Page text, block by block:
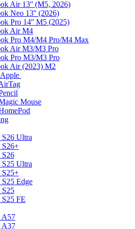
Air 13'' (M5, 2026)
Neo 13'' (2026)
Pro 14'' M5 (2025)
Air M4
Pro M4/M4 Pro/M4 Max
Air M3/M3 Pro
Pro M3/M3 Pro
Air (2023) M2
Mouse
Ultra
S26+
S26
Ultra
S25+
Edge
S25
FE
A57
A37